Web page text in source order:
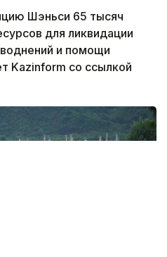
Шэньси 65 тысяч
для ликвидации
и помощи
Kazinform со ссылкой